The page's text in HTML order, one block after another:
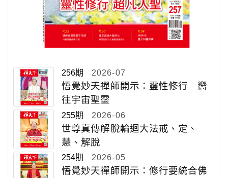
256期 2026-07
悟覺妙天禪師開示：靈性修行 嚮
往宇宙聖靈
255期 2026-06
世尊真傳解脫輪迴大法戒、定、
慧、解脫
254期 2026-05
悟覺妙天禪師開示：修行要統合佛